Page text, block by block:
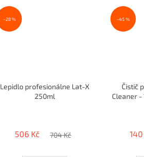
–28 %
Lepidlo profesionálne Lat-X
250ml
506 Kč 704 Kč
–45 %
Čistič
Cleaner -